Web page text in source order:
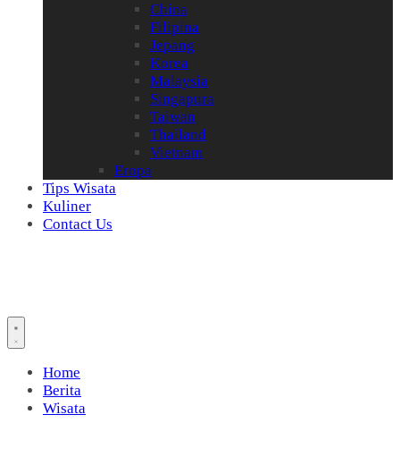
China
Filipina
Jepang
Korea
Malaysia
Singapura
Taiwan
Thailand
Vietnam
Eropa
Tips Wisata
Kuliner
Contact Us
Home
Berita
Wisata